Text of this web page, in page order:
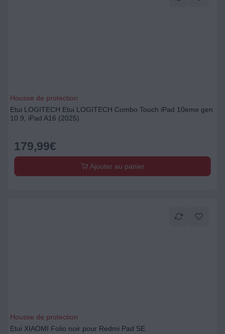
Housse de protection
Etui LOGITECH Etui LOGITECH Combo Touch iPad 10eme gen
10.9, iPad A16 (2025)
179,99€
Ajouter au panier
Housse de protection
Etui XIAOMI Folio noir pour Redmi Pad SE